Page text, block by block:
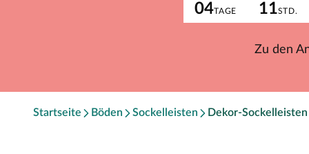
04TAGE 11STD.
Zu den
Startseite Böden Sockelleisten Dekor-Sockelleisten